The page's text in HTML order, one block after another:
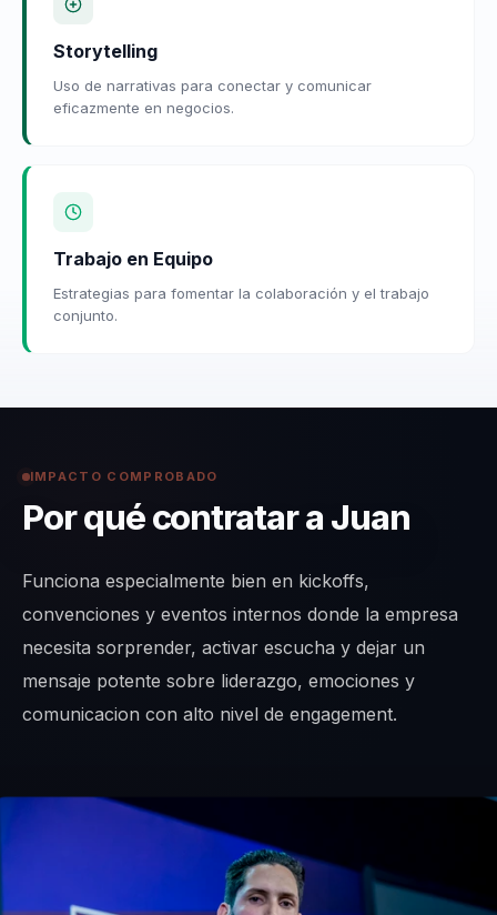
Storytelling
Uso de narrativas para conectar y comunicar
eficazmente en negocios.
Trabajo en Equipo
Estrategias para fomentar la colaboración y el trabajo
conjunto.
IMPACTO COMPROBADO
Por qué contratar a Juan
Funciona especialmente bien en kickoffs,
convenciones y eventos internos donde la empresa
necesita sorprender, activar escucha y dejar un
mensaje potente sobre liderazgo, emociones y
comunicacion con alto nivel de engagement.